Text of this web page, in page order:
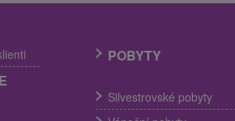
POBYTY
Silvestrovské pobyty